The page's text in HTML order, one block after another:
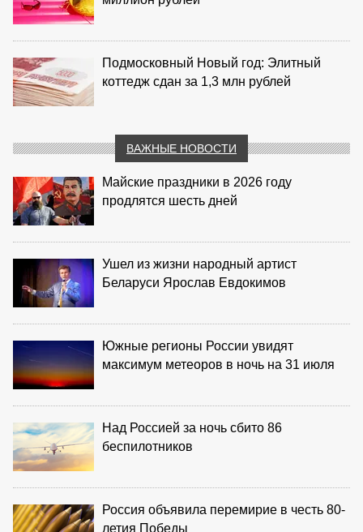
Подмосковный Новый год: Элитный
коттедж сдан за 1,3 млн рублей
ВАЖНЫЕ НОВОСТИ
Майские праздники в 2026 году
продлятся шесть дней
Ушел из жизни народный артист
Беларуси Ярослав Евдокимов
Южные регионы России увидят
максимум метеоров в ночь на 31 июля
Над Россией за ночь сбито 86
беспилотников
Россия объявила перемирие в честь 80-
летия Победы